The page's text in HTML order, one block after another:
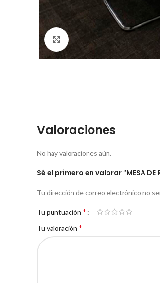
Click to enlarge
Valoraciones
No hay valoraciones aún.
Sé el primero en valorar “MESA DE
Tu dirección de correo electrónico no
Tu puntuación *
Tu valoración *